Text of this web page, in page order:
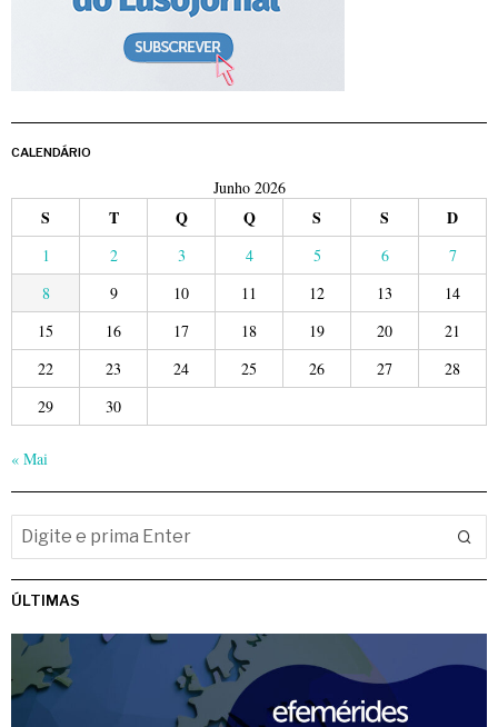
CALENDÁRIO
Junho 2026
S T Q Q S S D
1 2 3 4 5 6
7
8
9 10 11 12 13
14
15
16 17 18 19 20
21
22
23 24 25 26 27
28
29
30
« Mai
ÚLTIMAS